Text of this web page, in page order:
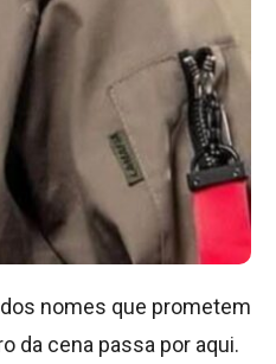
nomes que prometem
da cena passa por aqui.